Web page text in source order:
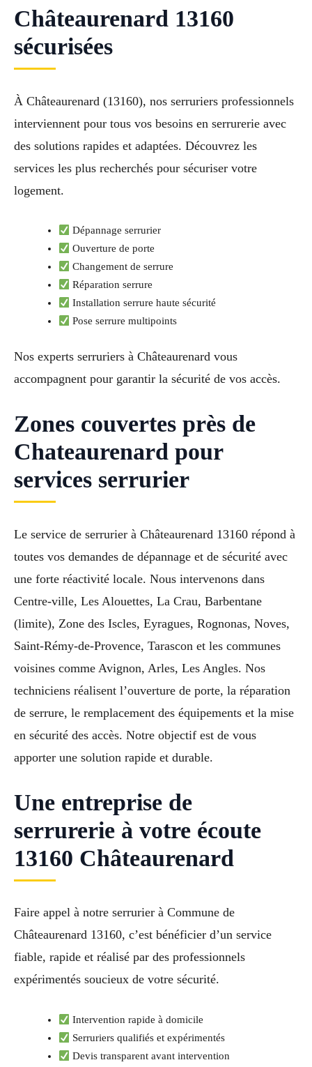
Châteaurenard 13160
sécurisées
À Châteaurenard (13160), nos serruriers professionnels
interviennent pour tous vos besoins en serrurerie avec
des solutions rapides et adaptées. Découvrez les
services les plus recherchés pour sécuriser votre
logement.
Dépannage serrurier
Ouverture de porte
Changement de serrure
Réparation serrure
Installation serrure haute sécurité
Pose serrure multipoints
Nos experts serruriers à Châteaurenard vous
accompagnent pour garantir la sécurité de vos accès.
Zones couvertes près de
Chateaurenard pour
services serrurier
Le service de serrurier à Châteaurenard 13160 répond à
toutes vos demandes de dépannage et de sécurité avec
une forte réactivité locale. Nous intervenons dans
Centre-ville, Les Alouettes, La Crau, Barbentane
(limite), Zone des Iscles, Eyragues, Rognonas, Noves,
Saint-Rémy-de-Provence, Tarascon et les communes
voisines comme Avignon, Arles, Les Angles. Nos
techniciens réalisent l’ouverture de porte, la réparation
de serrure, le remplacement des équipements et la mise
en sécurité des accès. Notre objectif est de vous
apporter une solution rapide et durable.
Une entreprise de
serrurerie à votre écoute
13160 Châteaurenard
Faire appel à notre serrurier à Commune de
Châteaurenard 13160, c’est bénéficier d’un service
fiable, rapide et réalisé par des professionnels
expérimentés soucieux de votre sécurité.
Intervention rapide à domicile
Serruriers qualifiés et expérimentés
Devis transparent avant intervention